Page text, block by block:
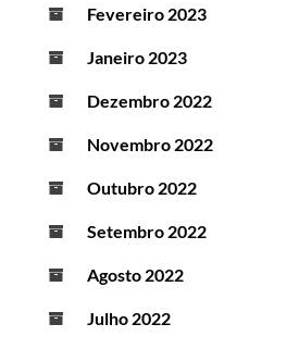
Fevereiro 2023
Janeiro 2023
Dezembro 2022
Novembro 2022
Outubro 2022
Setembro 2022
Agosto 2022
Julho 2022